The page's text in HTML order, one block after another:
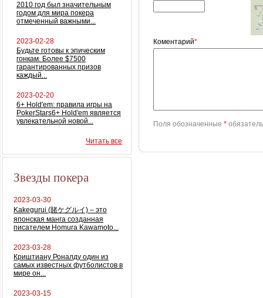
2010 год был значительным
годом для мира покера
отмеченный важными...
2023-02-28
Будьте готовы к эпическим
гонкам. Более $7500
гарантированных призов
каждый...
2023-02-20
6+ Hold'em: правила игры на
PokerStars6+ Hold'em является
увлекательной новой...
Читать все
Звезды покера
2023-03-30
Kakegurui (賭ケグルイ) – это
японская манга созданная
писателем Homura Kawamoto...
2023-03-28
Криштиану Роналду один из
самых известных футболистов в
мире он...
2023-03-15
Коментарий*
Поля обозначенные *